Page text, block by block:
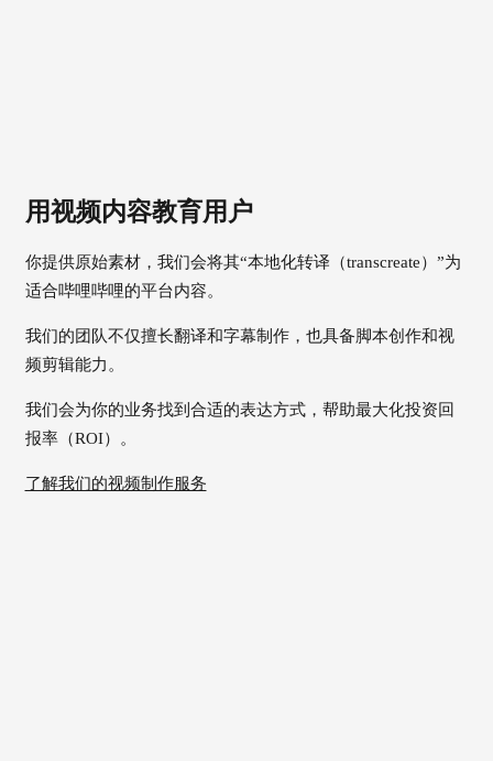
用视频内容教育用户
你提供原始素材，我们会将其“本地化转译（transcreate）”为
适合哔哩哔哩的平台内容。
我们的团队不仅擅长翻译和字幕制作，也具备脚本创作和视
频剪辑能力。
我们会为你的业务找到合适的表达方式，帮助最大化投资回
报率（ROI）。
了解我们的视频制作服务